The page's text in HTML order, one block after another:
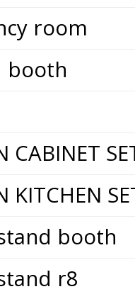
room
booth
CABINET
KITCHEN
booth
r8